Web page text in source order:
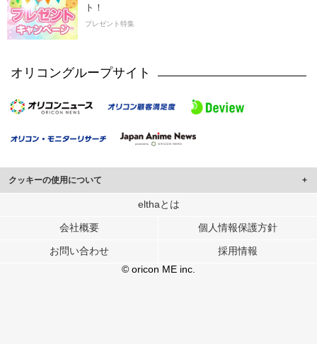
ト！
プレゼント特集
オリコングループサイト
クッキーの使用について
このサイトでは Cookie を使用して、ユーザーに合わせたコンテンツや広告の
行っています。
メディアや広告配信、データ解析の各パートナーに提供しています。
各パートナーは、この情報とユーザーが各パートナーに提供した他の情報や、
ユーザーが各パートナーのサービスを使用したときに収集した他の情報を組み
elthaとは
会社概要 個人情報保護方針
お問い合わせ
採用情報
© oricon ME inc.